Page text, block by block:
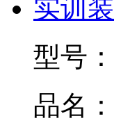
型号：
品名：